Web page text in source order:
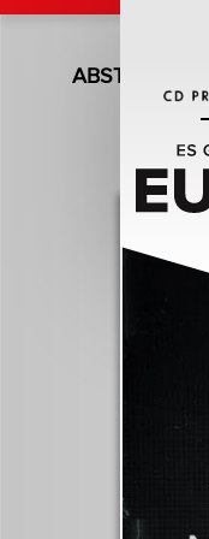
ABSTIMMUNG